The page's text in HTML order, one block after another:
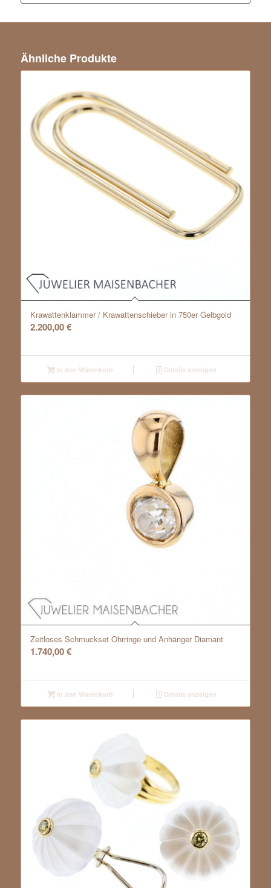
Ähnliche Produkte
Krawattenklammer / Krawattenschieber in 750er Gelbgold
2.200,00€
In den Warenkorb Details anzeigen
Zeitloses Schmuckset Ohrringe und Anhänger Diamant
1.740,00€
In den Warenkorb Details anzeigen